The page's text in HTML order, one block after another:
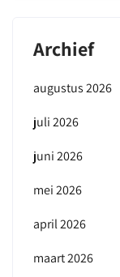
Archief
augustus 2026
juli 2026
juni 2026
mei 2026
april 2026
maart 2026